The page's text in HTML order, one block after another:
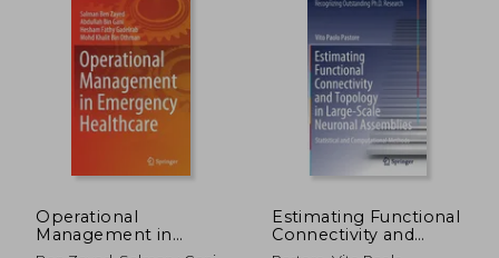
Operational
Management in
Emergency
Estimating Functional
Connectivity and
Topology in Large-